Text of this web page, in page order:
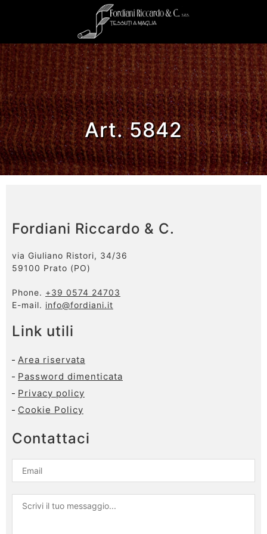
Art. 5842
Fordiani Riccardo & C.
via Giuliano Ristori, 34/36
59100 Prato (PO)
Phone. +39 0574 24703
E-mail. info@fordiani.it
Link utili
Area riservata
Password dimenticata
Privacy policy
Cookie Policy
Contattaci